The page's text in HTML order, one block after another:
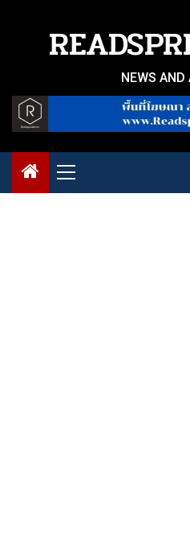
NEWS AND
Primary
Menu